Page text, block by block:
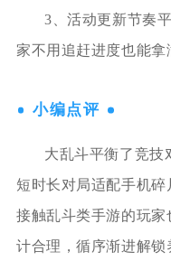
3、活动更新节奏
家不用追赶进度也能拿
小编点评
大乱斗平衡了竞技
短时长对局适配手机
接触乱斗类手游的玩
计合理，循序渐进解